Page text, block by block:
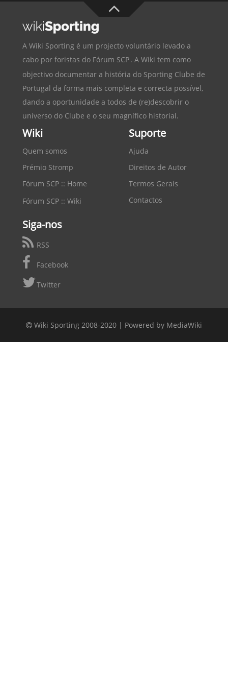
A Wiki Sporting é um projecto voluntário levado a
cabo por foristas do Fórum SCP. A Wiki tem como
objectivo documentar a história do Sporting Clube de
Portugal da forma mais completa e correcta possível,
dando a oportunidade a todos de (re)descobrir o
universo do Clube e o seu magnífico historial.
Wiki
Quem somos
Prémio Stromp
Fórum SCP :: Home
Fórum SCP :: Wiki
Suporte
Ajuda
Direitos de Autor
Termos Gerais
Contactos
Siga-nos
RSS
Facebook
Twitter
Wiki Sporting 2008-2020 | Powered by MediaWiki